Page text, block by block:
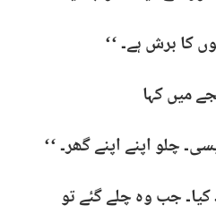
کا برش ہے۔ ‘‘
میں کہا
چلو اپنے اپنے گھر۔ ‘‘
جب وہ چلے گئے تو